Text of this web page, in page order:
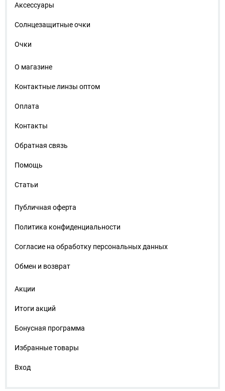
Аксессуары
Солнцезащитные очки
Очки
О магазине
Контактные линзы оптом
Оплата
Контакты
Обратная связь
Помощь
Статьи
Публичная оферта
Политика конфиденциальности
Согласие на обработку персональных данных
Обмен и возврат
Акции
Итоги акций
Бонусная программа
Избранные товары
Вход